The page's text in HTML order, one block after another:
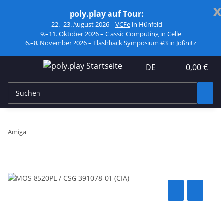
x
poly.play auf Tour:
22.–23. August 2026 – VCFein Hünfeld
9.–11. Oktober 2026 – Classic Computingin Celle
6.–8. November 2026 – Flashback Symposium #3in Jößnitz
DE 0,00 €
Amiga